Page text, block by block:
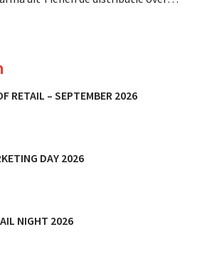
RETAIL – SEPTEMBER 2026
DAY 2026
NIGHT 2026